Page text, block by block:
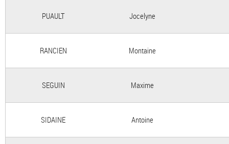
PUAULT Jocelyne
RANCIEN Montaine
SEGUIN Maxime
SIDAINE Antoine